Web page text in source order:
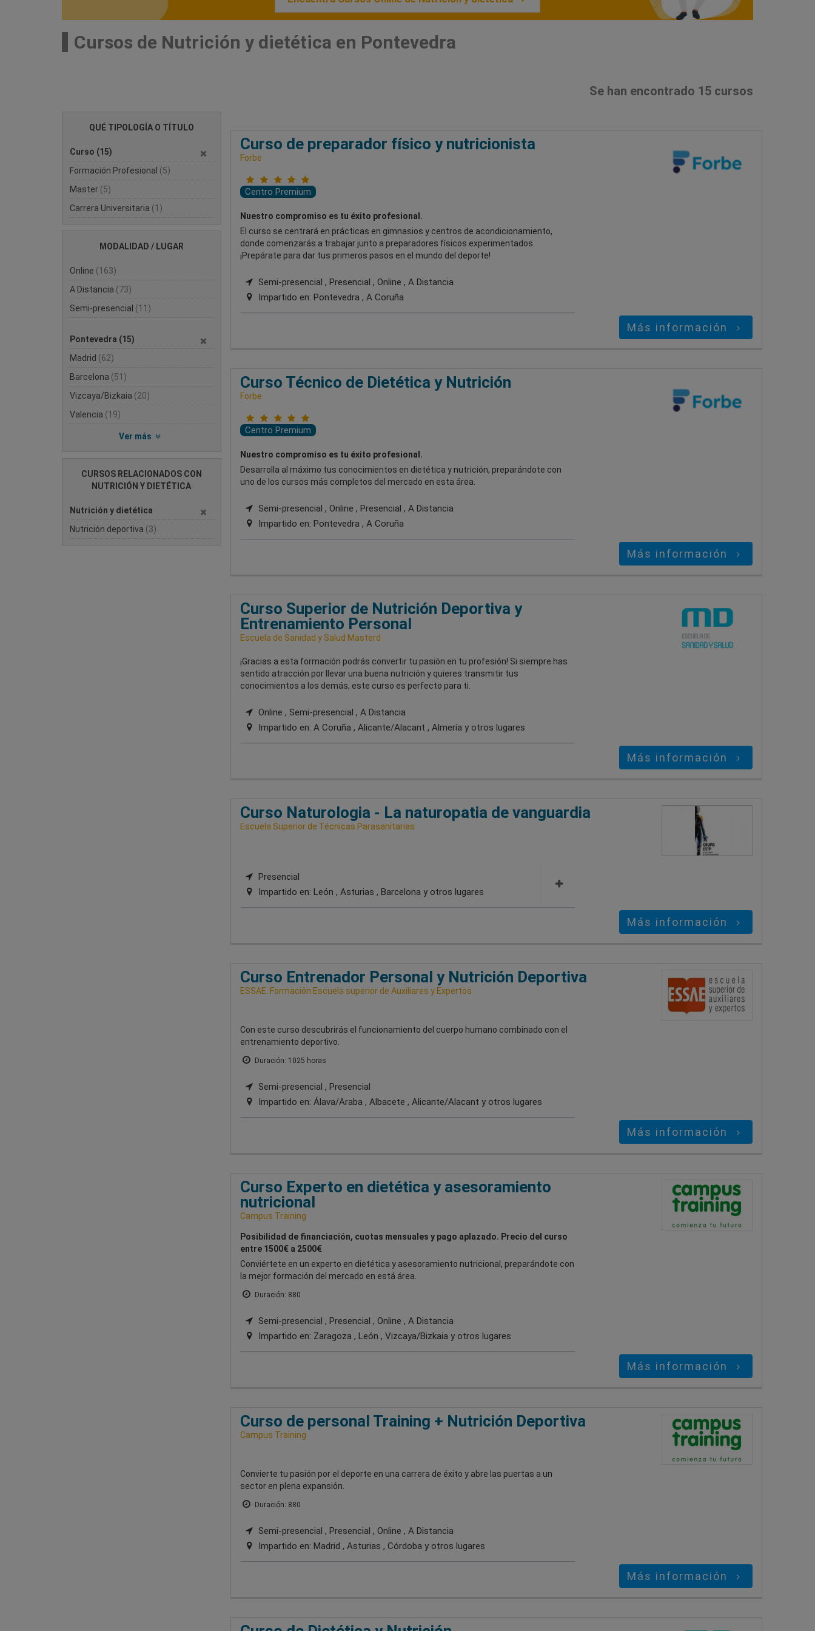
Cursos de Nutrición y dietética en Pontevedra
Se han encontrado 15 cursos
QUÉ TIPOLOGÍA O TÍTULO
Curso (15)
Formación Profesional (5)
Master (5)
Carrera Universitaria (1)
MODALIDAD / LUGAR
Online (163)
A Distancia (73)
Semi-presencial (11)
Pontevedra (15)
Madrid (62)
Barcelona (51)
Vizcaya/Bizkaia (20)
Valencia (19)
Ver más
CURSOS RELACIONADOS CON
NUTRICIÓN Y DIETÉTICA
Nutrición y dietética
Nutrición deportiva (3)
Curso de preparador físico y nutricionista
Forbe
Centro Premium
Nuestro compromiso es tu éxito profesional.
El curso se centrará en prácticas en gimnasios y centros de acondicionamiento,
donde comenzarás a trabajar junto a preparadores físicos experimentados.
¡Prepárate para dar tus primeros pasos en el mundo del deporte!
Semi-presencial , Presencial , Online , A Distancia
Impartido en: Pontevedra , A Coruña
Más información
Curso Técnico de Dietética y Nutrición
Forbe
Centro Premium
Nuestro compromiso es tu éxito profesional.
Desarrolla al máximo tus conocimientos en dietética y nutrición, preparándote con
uno de los cursos más completos del mercado en esta área.
Semi-presencial , Online , Presencial , A Distancia
Impartido en: Pontevedra , A Coruña
Más información
Curso Superior de Nutrición Deportiva y
Entrenamiento Personal
Escuela de Sanidad y Salud Masterd
¡Gracias a esta formación podrás convertir tu pasión en tu profesión! Si siempre has
sentido atracción por llevar una buena nutrición y quieres transmitir tus
conocimientos a los demás, este curso es perfecto para ti.
Online , Semi-presencial , A Distancia
Impartido en: A Coruña , Alicante/Alacant , Almería y otros lugares
Más información
Curso Naturologia - La naturopatia de vanguardia
Escuela Superior de Técnicas Parasanitarias
Presencial
Impartido en: León , Asturias , Barcelona y otros lugares
Más información
Curso Entrenador Personal y Nutrición Deportiva
ESSAE. Formación Escuela superior de Auxiliares y Expertos
Con este curso descubrirás el funcionamiento del cuerpo humano combinado con el
entrenamiento deportivo.
Duración: 1025 horas
Semi-presencial , Presencial
Impartido en: Álava/Araba , Albacete , Alicante/Alacant y otros lugares
Más información
Curso Experto en dietética y asesoramiento
nutricional
Campus Training
Posibilidad de financiación, cuotas mensuales y pago aplazado. Precio del curso
entre 1500€ a 2500€
Conviértete en un experto en dietética y asesoramiento nutricional, preparándote con
la mejor formación del mercado en está área.
Duración: 880
Semi-presencial , Presencial , Online , A Distancia
Impartido en: Zaragoza , León , Vizcaya/Bizkaia y otros lugares
Más información
Curso de personal Training + Nutrición Deportiva
Campus Training
Convierte tu pasión por el deporte en una carrera de éxito y abre las puertas a un
sector en plena expansión.
Duración: 880
Semi-presencial , Presencial , Online , A Distancia
Impartido en: Madrid , Asturias , Córdoba y otros lugares
Más información